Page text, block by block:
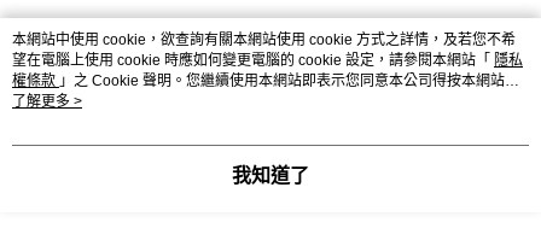
熱門標籤
本網站中使用 cookie，欲查詢有關本網站使用 cookie 方式之詳情，及若您不希
望在電腦上使用 cookie 時應如何變更電腦的 cookie 設定，請參閱本網站「 隱私
權條款 」之 Cookie 聲明。您繼續使用本網站即表示您同意本公司得按本網站使
用條款之 Cookie 聲明使用 cookie。
了解更多 >
我知道了